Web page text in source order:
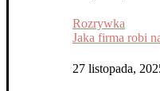
Rozrywka
Jaka firma robi
27 listopada,